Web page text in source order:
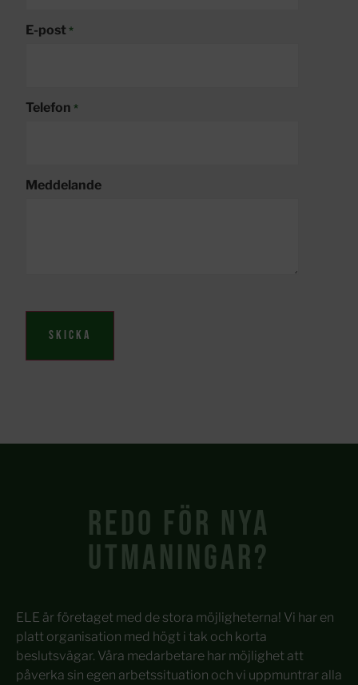
E-post *
Telefon *
Meddelande
Redo för nya
utmaningar?
ELE är företaget med de stora möjligheterna! Vi har en
platt organisation med högt i tak och korta
beslutsvägar. Våra medarbetare har möjlighet att
påverka sin egen arbetssituation och vi uppmuntrar alla